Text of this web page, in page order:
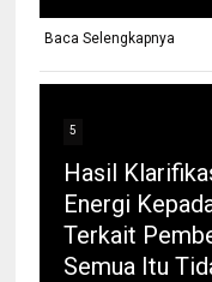
Baca Selengkapnya
5
Hasil
Energi
Terkait
Semua Itu